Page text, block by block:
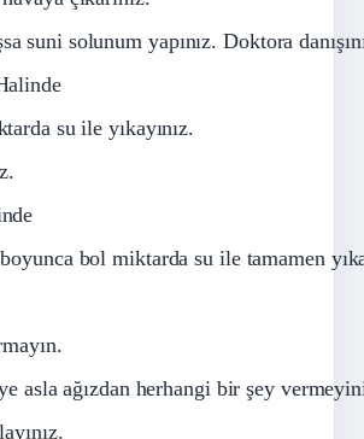
suni solunum yapınız. Doktora
su ile yıkayınız.
bol miktarda su ile tamamen
asla ağızdan herhangi bir şey